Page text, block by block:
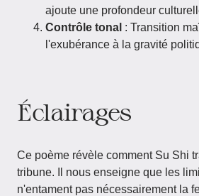
ajoute une profondeur
Contrôle tonal : Transition
l'exubérance à la gravité
Éclairages
Ce poème révèle comment Su Shi
tribune. Il nous enseigne que les
n'entament pas nécessairement la